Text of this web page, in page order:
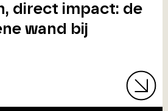
direct impact: de
wand bij